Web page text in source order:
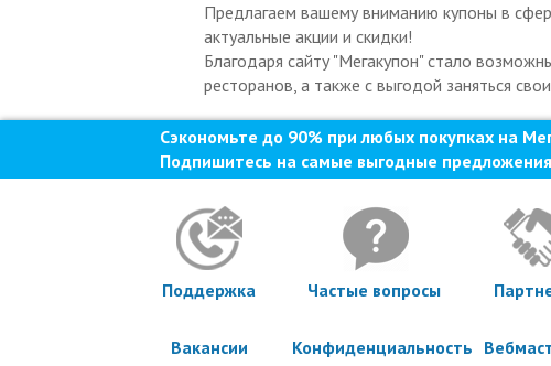
Предлагаем вашему вниманию купоны в
актуальные акции и скидки!
Благодаря сайту "Мегакупон" стало
ресторанов, а также с выгодой заняться
Сэкономьте до 90% при любых покупках на
Подпишитесь на самые выгодные
Поддержка Частые вопросы
Вакансии Конфиденциальность